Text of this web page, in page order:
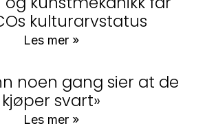
kulturarvstatus
Les mer »
noen gang sier at de
kjøper svart»
Les mer »